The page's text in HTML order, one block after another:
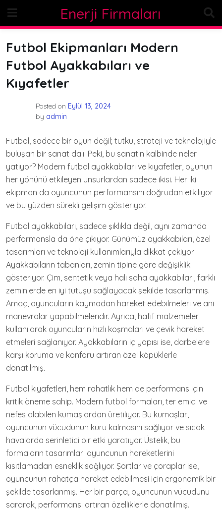
content
Enerji Firmaları
Futbol Ekipmanları Modern
Futbol Ayakkabıları ve
Kıyafetler
Posted on Eylül 13, 2024
by admin
Futbol, sadece bir oyun değil; tutku, strateji ve teknolojiyle
buluşan bir sanat dalı. Peki, bu sanatın kalbinde neler
yatıyor? Modern futbol ayakkabıları ve kıyafetler, oyunun
her yönünü etkileyen unsurlardan sadece ikisi. Her iki
ekipman da oyuncunun performansını doğrudan etkiliyor
ve bu yüzden sürekli gelişim gösteriyor.
Futbol ayakkabıları, sadece şıklıkla değil, aynı zamanda
performansla da öne çıkıyor. Günümüz ayakkabıları, özel
tasarımları ve teknoloji kullanımlarıyla dikkat çekiyor.
Ayakkabıların tabanları, zemin tipine göre değişiklik
gösteriyor. Çim, sentetik veya halı saha ayakkabıları, farklı
zeminlerde en iyi tutuşu sağlayacak şekilde tasarlanmış.
Amaç, oyuncuların kaymadan hareket edebilmeleri ve ani
manevralar yapabilmeleridir. Ayrıca, hafif malzemeler
kullanılarak oyuncuların hızlı koşmaları ve çevik hareket
etmeleri sağlanıyor. Ayakkabıların iç yapısı ise, darbelere
karşı koruma ve konforu artıran özel köpüklerle
donatılmış.
Futbol kıyafetleri, hem rahatlık hem de performans için
kritik öneme sahip. Modern futbol formaları, ter emici ve
nefes alabilen kumaşlardan üretiliyor. Bu kumaşlar,
oyuncunun vücudunun kuru kalmasını sağlıyor ve sıcak
havalarda serinletici bir etki yaratıyor. Üstelik, bu
formaların tasarımları oyuncunun hareketlerini
kısıtlamadan esneklik sağlıyor. Şortlar ve çoraplar ise,
oyuncunun rahatça hareket edebilmesi için ergonomik bir
şekilde tasarlanmış. Her bir parça, oyuncunun vücudunu
sararak, performansı artıran özelliklerle donatılmış.